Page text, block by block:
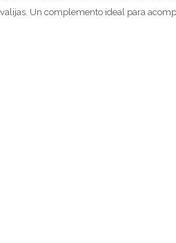
Un complemento ideal para